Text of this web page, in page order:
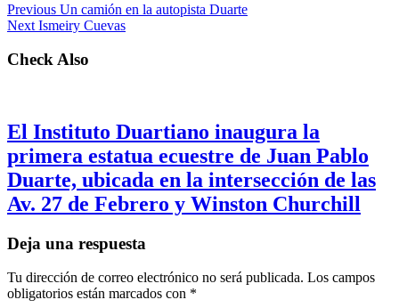
Previous Un camión en la autopista Duarte
Next Ismeiry Cuevas
Check Also
El Instituto Duartiano inaugura la
primera estatua ecuestre de Juan Pablo
Duarte, ubicada en la intersección de las
Av. 27 de Febrero y Winston Churchill
Deja una respuesta
Tu dirección de correo electrónico no será publicada. Los campos
obligatorios están marcados con *